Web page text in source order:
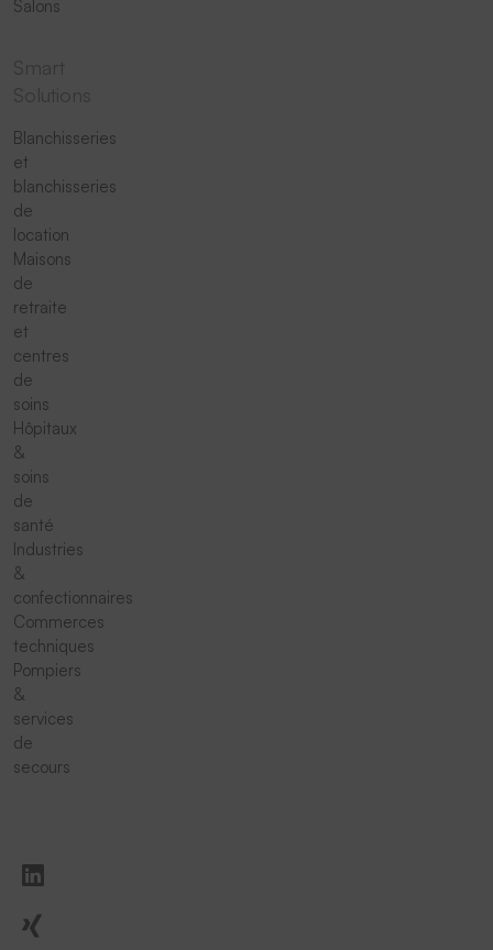
Salons
Blanchisseries
et
blanchisseries
de
location
Maisons
de
retraite
et
centres
de
soins
Hôpitaux
&
soins
de
santé
Industries
&
confectionnaires
Commerces
techniques
Pompiers
&
services
de
secours